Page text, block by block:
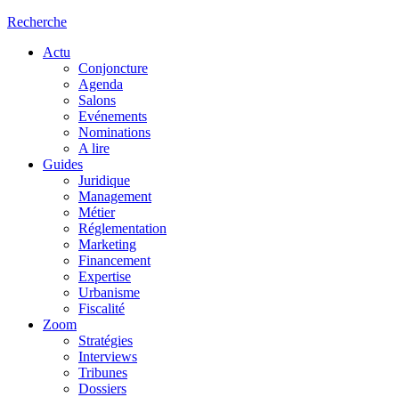
Recherche
Actu
Conjoncture
Agenda
Salons
Evénements
Nominations
A lire
Guides
Juridique
Management
Métier
Réglementation
Marketing
Financement
Expertise
Urbanisme
Fiscalité
Zoom
Stratégies
Interviews
Tribunes
Dossiers